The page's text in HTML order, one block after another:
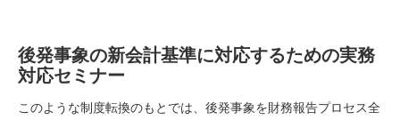
後発事象の新会計基準に対応するための実務
対応セミナー
このような制度転換のもとでは、後発事象を財務報告プロセス全